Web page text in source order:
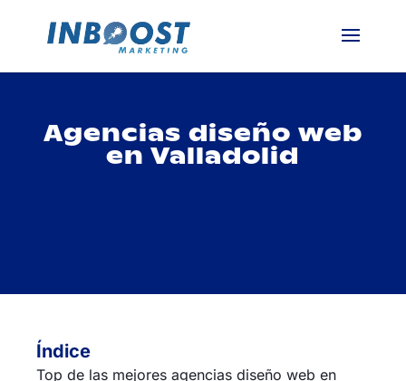
Agencias diseño web
en Valladolid
Índice
Top de las mejores agencias diseño web en